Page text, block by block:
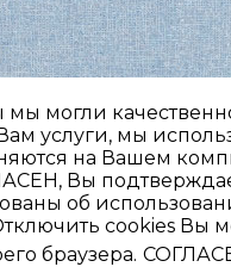
мы могли
услуги, мы
на Вашем
Вы
об
cookies Вы
браузера.